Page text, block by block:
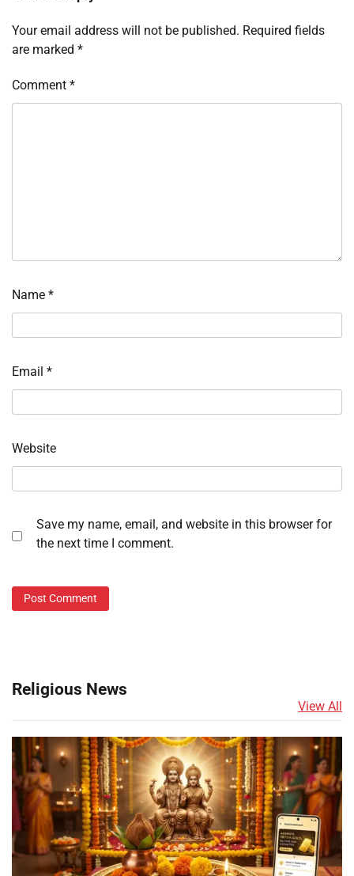
Your email address will not be published. Required fields
are marked *
Comment *
Name *
Email *
Website
Save my name, email, and website in this browser for
the next time I comment.
Religious News
View All